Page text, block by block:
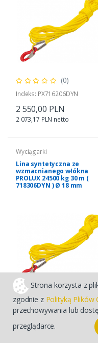
Strona korzysta z
zgodnie z Polityką Plików
przechowywania lub
przeglądarce.
(0)
Indeks: PX716206DYN
2 550,00 PLN
2 073,17 PLN netto
Wyciągarki
Lina syntetyczna ze
wzmacnianego włókna
PROLUX 24500 kg 30 m (
718306DYN ) Ø 18 mm
(0)
Indeks: PX718306DYN
3 880,00 PLN